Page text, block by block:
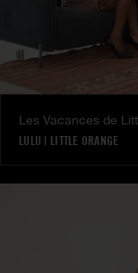
Les Vacances de
LULU | LITTLE ORANGE